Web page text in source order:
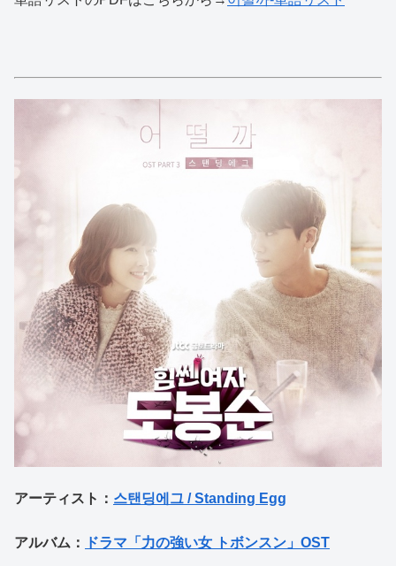
アーティスト： 스탠딩에그 / Standing Egg
アルバム： ドラマ「力の強い女 トボンスン」OST